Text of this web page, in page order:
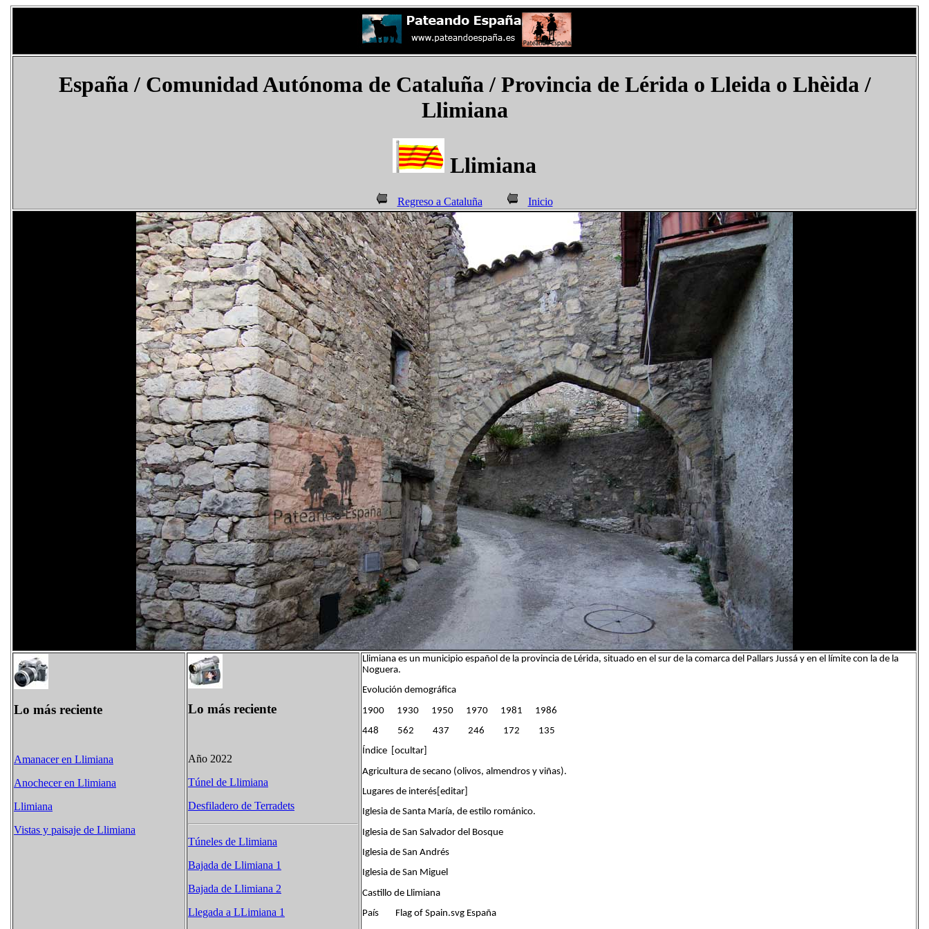
España/ Comunidad Autónoma de Cataluña / Provincia de Lérida o Lleida o Lhèida /
Llimiana
Llimiana
Regreso a Cataluña Inicio
Lo más reciente
Amanacer en Llimiana
Anochecer en Llimiana
Llimiana
Vistas y paisaje de Llimiana
Lo más reciente
Año 2022
Túnel de Llimiana
Desfiladero de Terradets
Túneles de Llimiana
Bajada de Llimiana 1
Bajada de Llimiana 2
Llegada a LLimiana 1
Llimiana es un municipio español de la provincia de Lérida, situado en el sur de la comarca del Pallars Jussá y en el límite con la de la
Noguera.
Evolución demográfica
1900 1930 1950 1970 1981 1986
448 562 437 246 172 135
Índice [ocultar]
Agricultura de secano (olivos, almendros y viñas).
Lugares de interés[editar]
Iglesia de Santa María, de estilo románico.
Iglesia de San Salvador del Bosque
Iglesia de San Andrés
Iglesia de San Miguel
Castillo de Llimiana
País Flag of Spain.svg España